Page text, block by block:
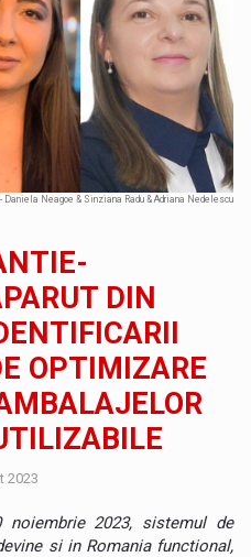
- Daniela Neagoe & Sinziana Radu & Adriana Nedelescu
DIN
OPTIMIZARE
2023
2023, sistemul de
si in Romania functional,